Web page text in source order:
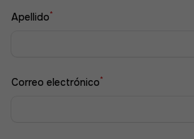
Apellido*
Correo electrónico*